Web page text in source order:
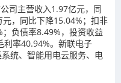
司主营收入1.97亿元，同
，同比下降15.04%；扣非
负债率8.49%，投资收益
利率40.94%。新联电子
统、智能用电云服务、电